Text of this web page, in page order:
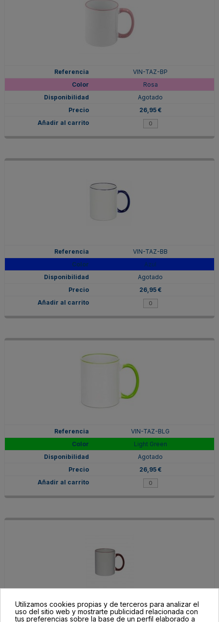
VIN-TAZ-BP
Rosa
Agotado
26,95 €
VIN-TAZ-BB
Azul
Agotado
26,95 €
VIN-TAZ-BLG
Light Green
Agotado
26,95 €
VIN-TAZ-BMO
Utilizamos cookies propias y de terceros para analizar el
uso del sitio web y mostrarte publicidad relacionada con
tus preferencias sobre la base de un perfil elaborado a